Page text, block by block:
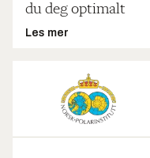
du deg optimalt
Les mer